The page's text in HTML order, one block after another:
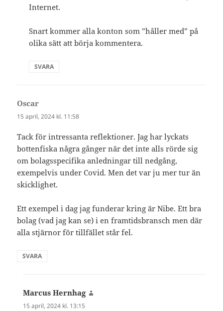
Internet.
Snart kommer alla konton som ”håller med” på
olika sätt att börja kommentera.
SVARA
Oscar
15 april, 2024 kl. 11:58
Tack för intressanta reflektioner. Jag har lyckats
bottenfiska några gånger när det inte alls rörde sig
om bolagsspecifika anledningar till nedgång,
exempelvis under Covid. Men det var ju mer tur än
skicklighet.
Ett exempel i dag jag funderar kring är Nibe. Ett bra
bolag (vad jag kan se) i en framtidsbransch men där
alla stjärnor för tillfället står fel.
SVARA
Marcus Hernhag
15 april, 2024 kl. 13:15